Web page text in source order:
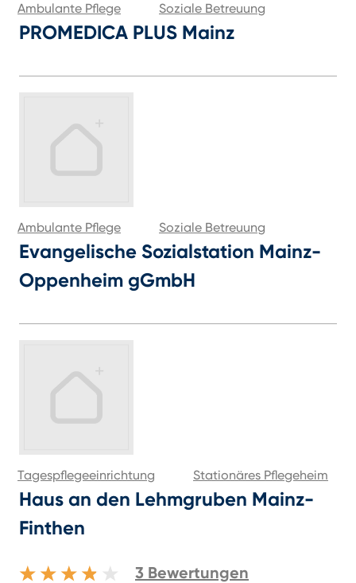
Ambulante Pflege Soziale Betreuung
PROMEDICA PLUS Mainz
Ambulante Pflege Soziale Betreuung
Evangelische Sozialstation Mainz-
Oppenheim gGmbH
Tagespflegeeinrichtung Stationäres Pflegeheim
Haus an den Lehmgruben Mainz-
Finthen
3 Bewertungen